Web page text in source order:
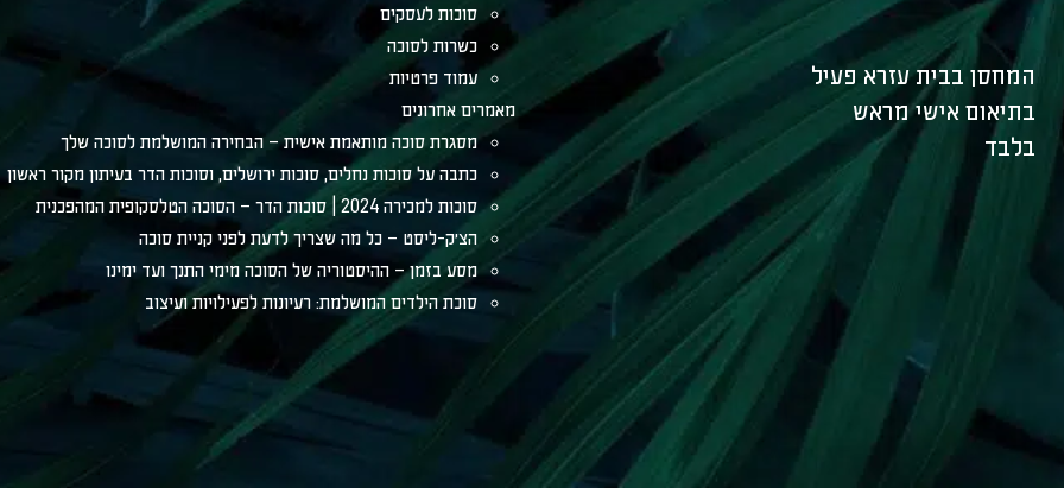
המחסן בבית עזרא פעיל
בתיאום אישי מראש
בלבד
סוכות לעסקים
כשרות לסוכה
עמוד פרטיות
מאמרים אחרונים
מסגרת סוכה מותאמת אישית – הבחירה המושלמת לסוכה שלך
כתבה על סוכות נחלים, סוכות ירושלים, וסוכות הדר בעיתון מקור ראשון
סוכות למכירה 2024 | סוכות הדר – הסוכה הטלסקופית המהפכנית
הצ׳ק-ליסט – כל מה שצריך לדעת לפני קניית סוכה
מסע בזמן – ההיסטוריה של הסוכה מימי התנך ועד ימינו
סוכת הילדים המושלמת: רעיונות לפעילויות ועיצוב